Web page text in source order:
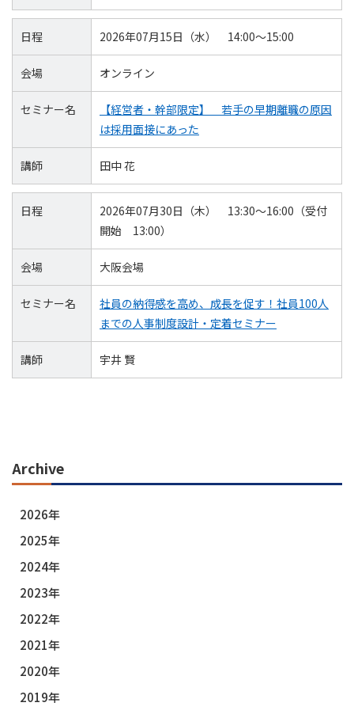
日程 2026年07月15日（水） 14:00～15:00
会場 オンライン
セミナー名
【経営者・幹部限定】 若手の早期離職の原因
は採用面接にあった
講師 田中 花
日程
2026年07月30日（木） 13:30～16:00（受付
開始 13:00）
会場 大阪会場
セミナー名
社員の納得感を高め、成長を促す！社員100人
までの人事制度設計・定着セミナー
講師 宇井 賢
Archive
2026年
2025年
2024年
2023年
2022年
2021年
2020年
2019年